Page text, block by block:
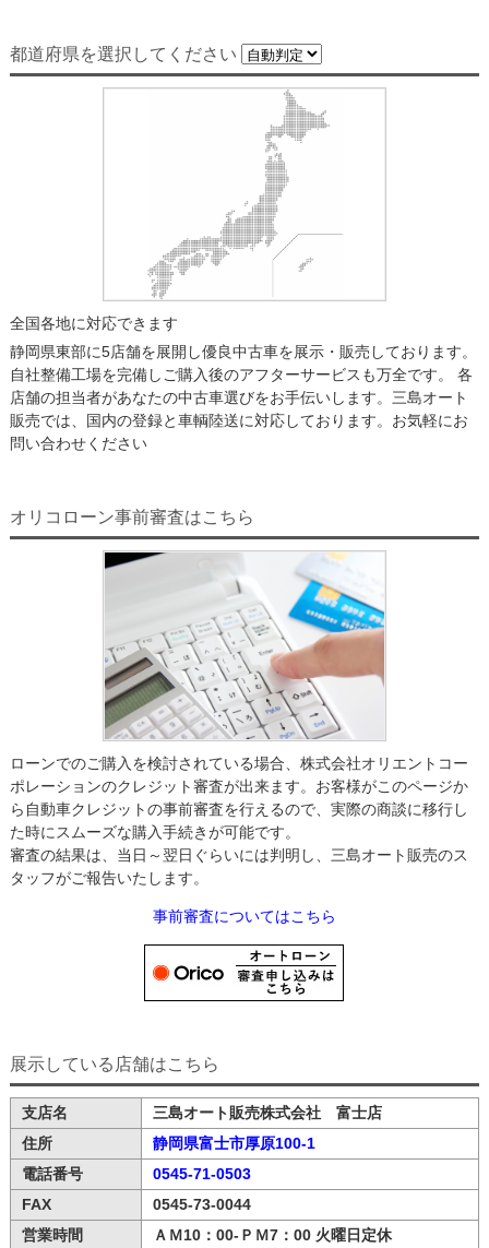
都道府県を選択してください
全国各地に対応できます
静岡県東部に5店舗を展開し優良中古車を展示・販売しております。
自社整備工場を完備しご購入後のアフターサービスも万全です。 各
店舗の担当者があなたの中古車選びをお手伝いします。三島オート
販売では、国内の登録と車輌陸送に対応しております。お気軽にお
問い合わせください
オリコローン事前審査はこちら
ローンでのご購入を検討されている場合、株式会社オリエントコー
ポレーションのクレジット審査が出来ます。お客様がこのページか
ら自動車クレジットの事前審査を行えるので、実際の商談に移行し
た時にスムーズな購入手続きが可能です。
審査の結果は、当日～翌日ぐらいには判明し、三島オート販売のス
タッフがご報告いたします。
事前審査についてはこちら
展示している店舗はこちら
支店名
三島オート販売株式会社 富士店
住所
静岡県富士市厚原100-1
電話番号
0545-71-0503
FAX
0545-73-0044
営業時間
ＡＭ10：00-ＰＭ7：00 火曜日定休